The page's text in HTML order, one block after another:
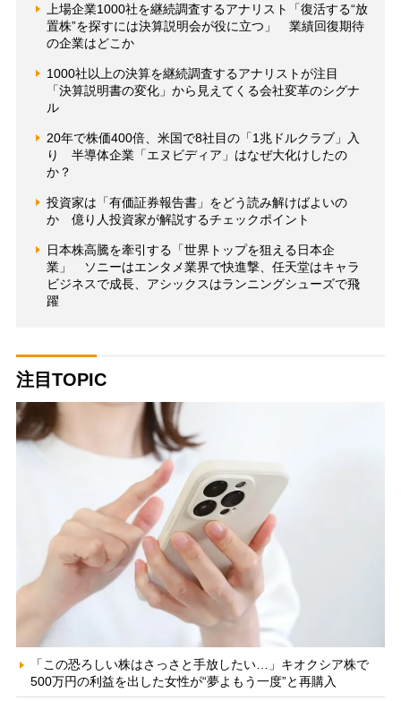
上場企業1000社を継続調査するアナリスト「復活する“放
置株”を探すには決算説明会が役に立つ」 業績回復期待
の企業はどこか
1000社以上の決算を継続調査するアナリストが注目
「決算説明書の変化」から見えてくる会社変革のシグナ
ル
20年で株価400倍、米国で8社目の「1兆ドルクラブ」入
り 半導体企業「エヌビディア」はなぜ大化けしたの
か？
投資家は「有価証券報告書」をどう読み解けばよいの
か 億り人投資家が解説するチェックポイント
日本株高騰を牽引する「世界トップを狙える日本企
業」 ソニーはエンタメ業界で快進撃、任天堂はキャラ
ビジネスで成長、アシックスはランニングシューズで飛
躍
注目TOPIC
「この恐ろしい株はさっさと手放したい…」キオクシア株で
500万円の利益を出した女性が“夢よもう一度”と再購入